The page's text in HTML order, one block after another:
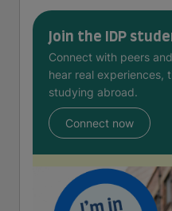
Join the IDP
Connect with peers
hear real experiences,
studying abroad.
Connect now